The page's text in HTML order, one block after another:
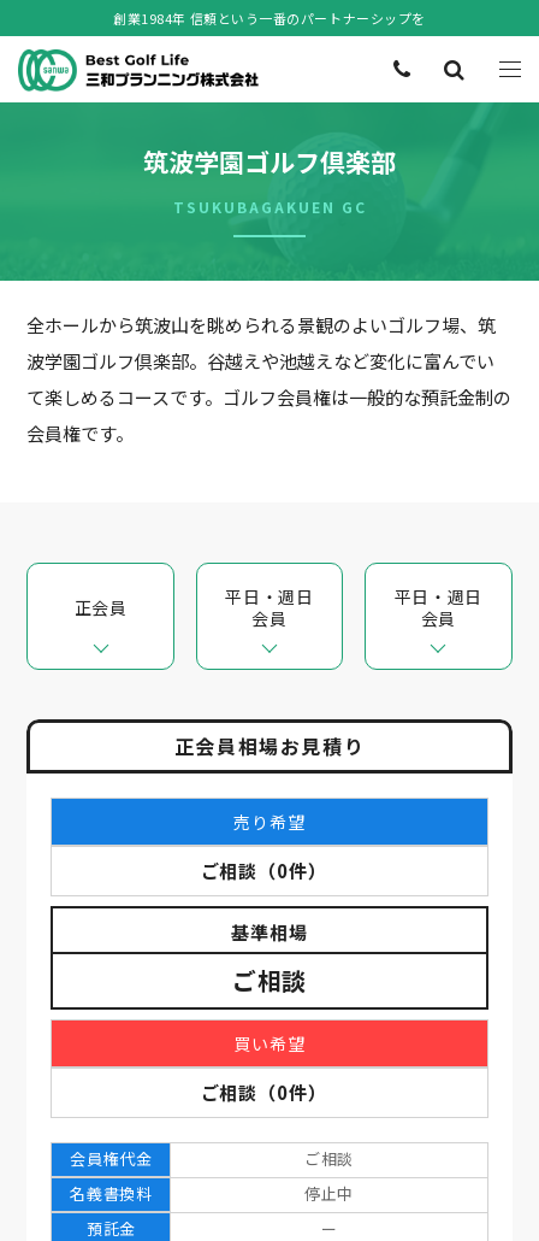
創業1984年 信頼という一番のパートナーシップを
筑波学園ゴルフ倶楽部
TSUKUBAGAKUEN GC
全ホールから筑波山を眺められる景観のよいゴルフ場、筑
波学園ゴルフ倶楽部。谷越えや池越えなど変化に富んでい
て楽しめるコースです。ゴルフ会員権は一般的な預託金制の
会員権です。
正会員
平日・週日
会員
平日・週日
会員
正会員相場お見積り
売り希望
ご相談 （0件）
基準相場
ご相談
買い希望
ご相談 （0件）
会員権代金
名義書換料
預託金
ご相談
停止中
ー